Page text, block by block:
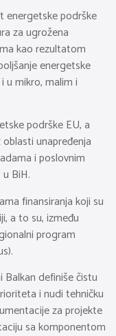
energetske podrške
za ugrožena
kao rezultatom
energetske
u mikro, malim i
podrške EU, a
unapređenja
i poslovnim
BiH.
finansiranja koji su
a to su, između
program
definiše čistu
i nudi tehničku
za projekte
sa komponentom